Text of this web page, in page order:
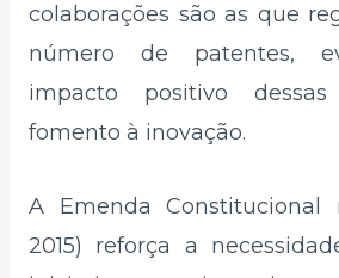
colaborações são as que
número de patentes,
impacto positivo
fomento à inovação.
A Emenda Constitucional
2015) reforça a